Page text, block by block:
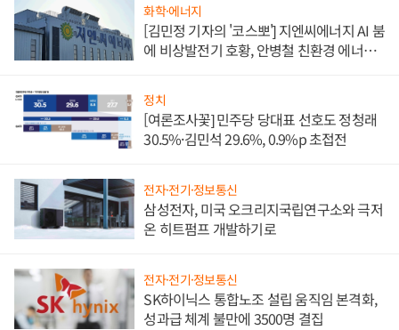
화학·에너지
[김민정 기자의 '코스뽀'] 지엔씨에너지 AI 붐
에 비상발전기 호황, 안병철 친환경 에너지
정치
[여론조사꽃] 민주당 당대표 선호도 정청래
30.5%·김민석 29.6%, 0.9%p 초접전
전자·전기·정보통신
삼성전자, 미국 오크리지국립연구소와 극저
온 히트펌프 개발하기로
전자·전기·정보통신
SK하이닉스 통합노조 설립 움직임 본격화,
성과급 체계 불만에 3500명 결집